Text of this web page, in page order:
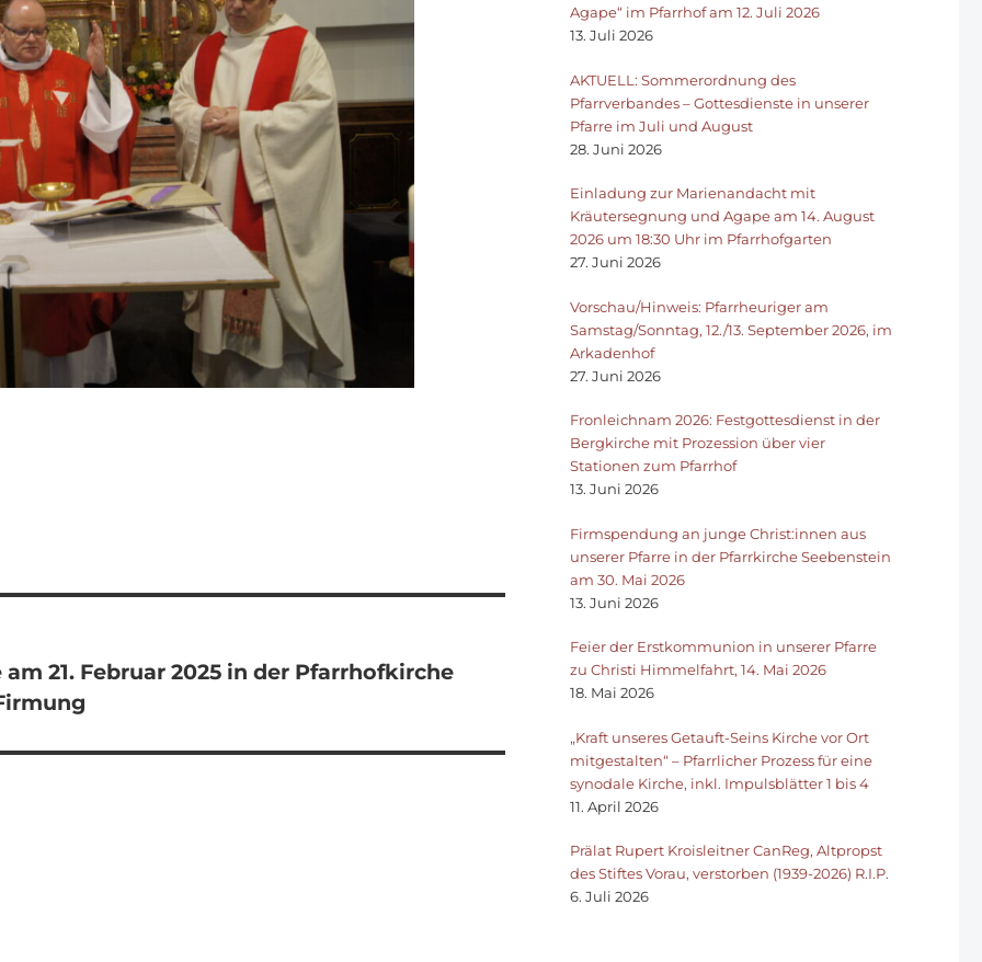
21. Februar 2025 in der Pfarrhofkirche
Agape“ im Pfarrhof am 12. Juli 2026
13. Juli 2026
AKTUELL: Sommerordnung des
Pfarrverbandes – Gottesdienste in unserer
Pfarre im Juli und August
28. Juni 2026
Einladung zur Marienandacht mit
Kräutersegnung und Agape am 14. August
2026 um 18:30 Uhr im Pfarrhofgarten
27. Juni 2026
Vorschau/Hinweis: Pfarrheuriger am
Samstag/Sonntag, 12./13. September 2026, im
Arkadenhof
27. Juni 2026
Fronleichnam 2026: Festgottesdienst in der
Bergkirche mit Prozession über vier
Stationen zum Pfarrhof
13. Juni 2026
Firmspendung an junge Christ:innen aus
unserer Pfarre in der Pfarrkirche Seebenstein
am 30. Mai 2026
13. Juni 2026
Feier der Erstkommunion in unserer Pfarre
zu Christi Himmelfahrt, 14. Mai 2026
18. Mai 2026
„Kraft unseres Getauft-Seins Kirche vor Ort
mitgestalten“ – Pfarrlicher Prozess für eine
synodale Kirche, inkl. Impulsblätter 1 bis 4
11. April 2026
Prälat Rupert Kroisleitner CanReg, Altpropst
des Stiftes Vorau, verstorben (1939-2026) R.I.P.
6. Juli 2026